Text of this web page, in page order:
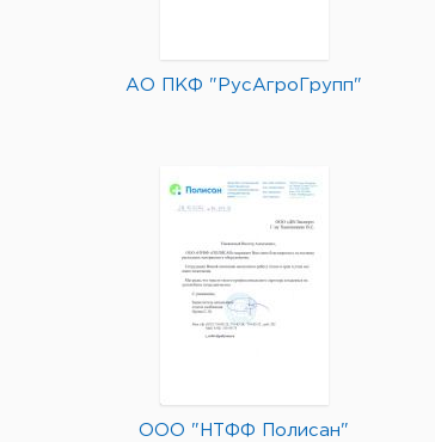
АО ПКФ "РусАгроГрупп"
ООО "НТФФ Полисан"